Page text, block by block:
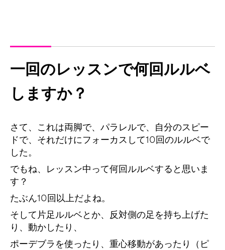
一回のレッスンで何回ルルベ
しますか？
さて、これは両脚で、パラレルで、自分のスピー
ドで、それだけにフォーカスして10回のルルベで
した。
でもね、レッスン中って何回ルルベすると思いま
す？
たぶん10回以上だよね。
そして片足ルルベとか、反対側の足を持ち上げた
り、動かしたり、
ポーデブラを使ったり、重心移動があったり（ピ